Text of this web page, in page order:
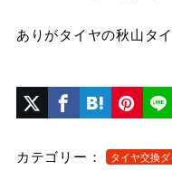
ありがタイヤの秋山タ
カテゴリー： タイヤ交換